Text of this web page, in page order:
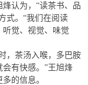
认为，“读茶书、品
式。“我们在阅读
听觉、视觉、味觉
，茶汤入喉，多巴胺
有快感。”王旭烽
的信息。